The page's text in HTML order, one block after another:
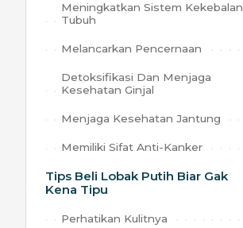
Meningkatkan Sistem Kekebalan
Tubuh
Melancarkan Pencernaan
Detoksifikasi Dan Menjaga
Kesehatan Ginjal
Menjaga Kesehatan Jantung
Memiliki Sifat Anti-Kanker
Tips Beli Lobak Putih Biar Gak
Kena Tipu
Perhatikan Kulitnya